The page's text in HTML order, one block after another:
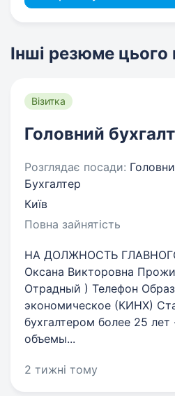
Інші резюме цього
Візитка
Головний
Розглядає посади:
Бухгалтер
Київ
Повна зайнятість
НА ДОЛЖНОСТЬ
Оксана Викторовна
Отрадный ) Телефон
экономическое (КИНХ)
бухгалтером более 25
объемы...
2 тижні тому